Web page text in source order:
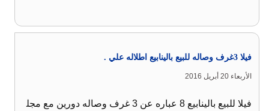
فيلا 3غرف وصاله للبيع بالينابيع اطلاله علي .
الأربعاء 20 أبريل 2016
فيلا للبيع بالينابيع 8 عباره عن 3 غرف وصاله دورين مع مجل